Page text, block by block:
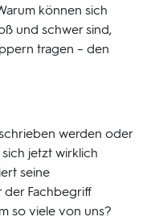
können sich
und schwer sind,
tragen – den
werden oder
jetzt wirklich
seine
der Fachbegriff
so viele von uns?